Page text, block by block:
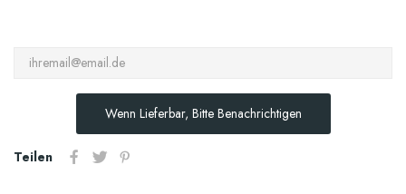
Wenn Lieferbar, Bitte Benachrichtigen
Teilen